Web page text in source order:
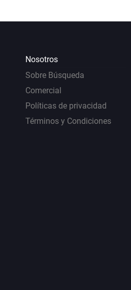
Nosotros
Sobre Búsqueda
Comercial
Políticas de privacidad
Términos y Condiciones